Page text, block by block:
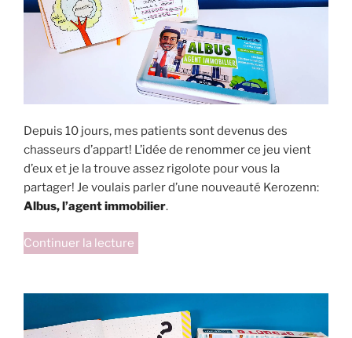
Depuis 10 jours, mes patients sont devenus des
chasseurs d’appart! L’idée de renommer ce jeu vient
d’eux et je la trouve assez rigolote pour vous la
partager! Je voulais parler d’une nouveauté Kerozenn:
Albus, l’agent immobilier.
Continuer la lecture
d’appart! »